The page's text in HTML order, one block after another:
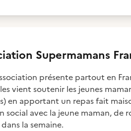
Supermamans
présente partout en
vient soutenir les jeunes
en apportant un repas fait
social avec la jeune maman,
la semaine.